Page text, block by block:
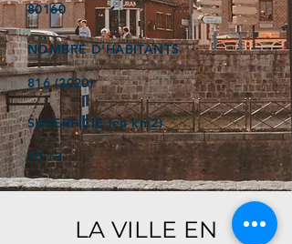
80160
NOMBRE D'HABITANTS
816 (2020)
SUPERFICIE (en km2)
10,13
LA VILLE EN